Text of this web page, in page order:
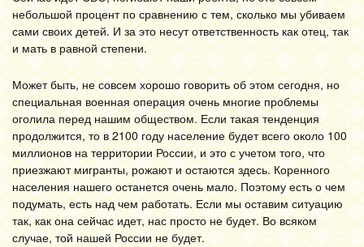
небольшой процент по сравнению с тем, сколько мы убиваем
сами своих детей. И за это несут ответственность как отец, так
и мать в равной степени.
Может быть, не совсем хорошо говорить об этом сегодня, но
специальная военная операция очень многие проблемы
оголила перед нашим обществом. Если такая тенденция
продолжится, то в 2100 году население будет всего около 100
миллионов на территории России, и это с учетом того, что
приезжают мигранты, рожают и остаются здесь. Коренного
населения нашего останется очень мало. Поэтому есть о чем
подумать, есть над чем работать. Если мы оставим ситуацию
так, как она сейчас идет, нас просто не будет. Во всяком
случае, той нашей России не будет.